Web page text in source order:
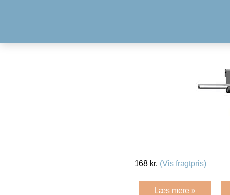
168 kr. (Vis fragtpris)
Læs mere »